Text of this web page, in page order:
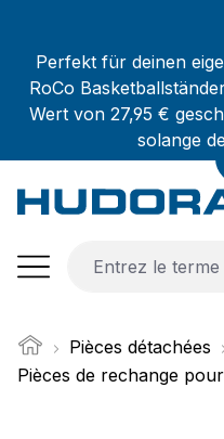
Perfekt für deinen
RoCo
Wert von 27,95 €
solange
Pièces détachées
Pièces de rechange